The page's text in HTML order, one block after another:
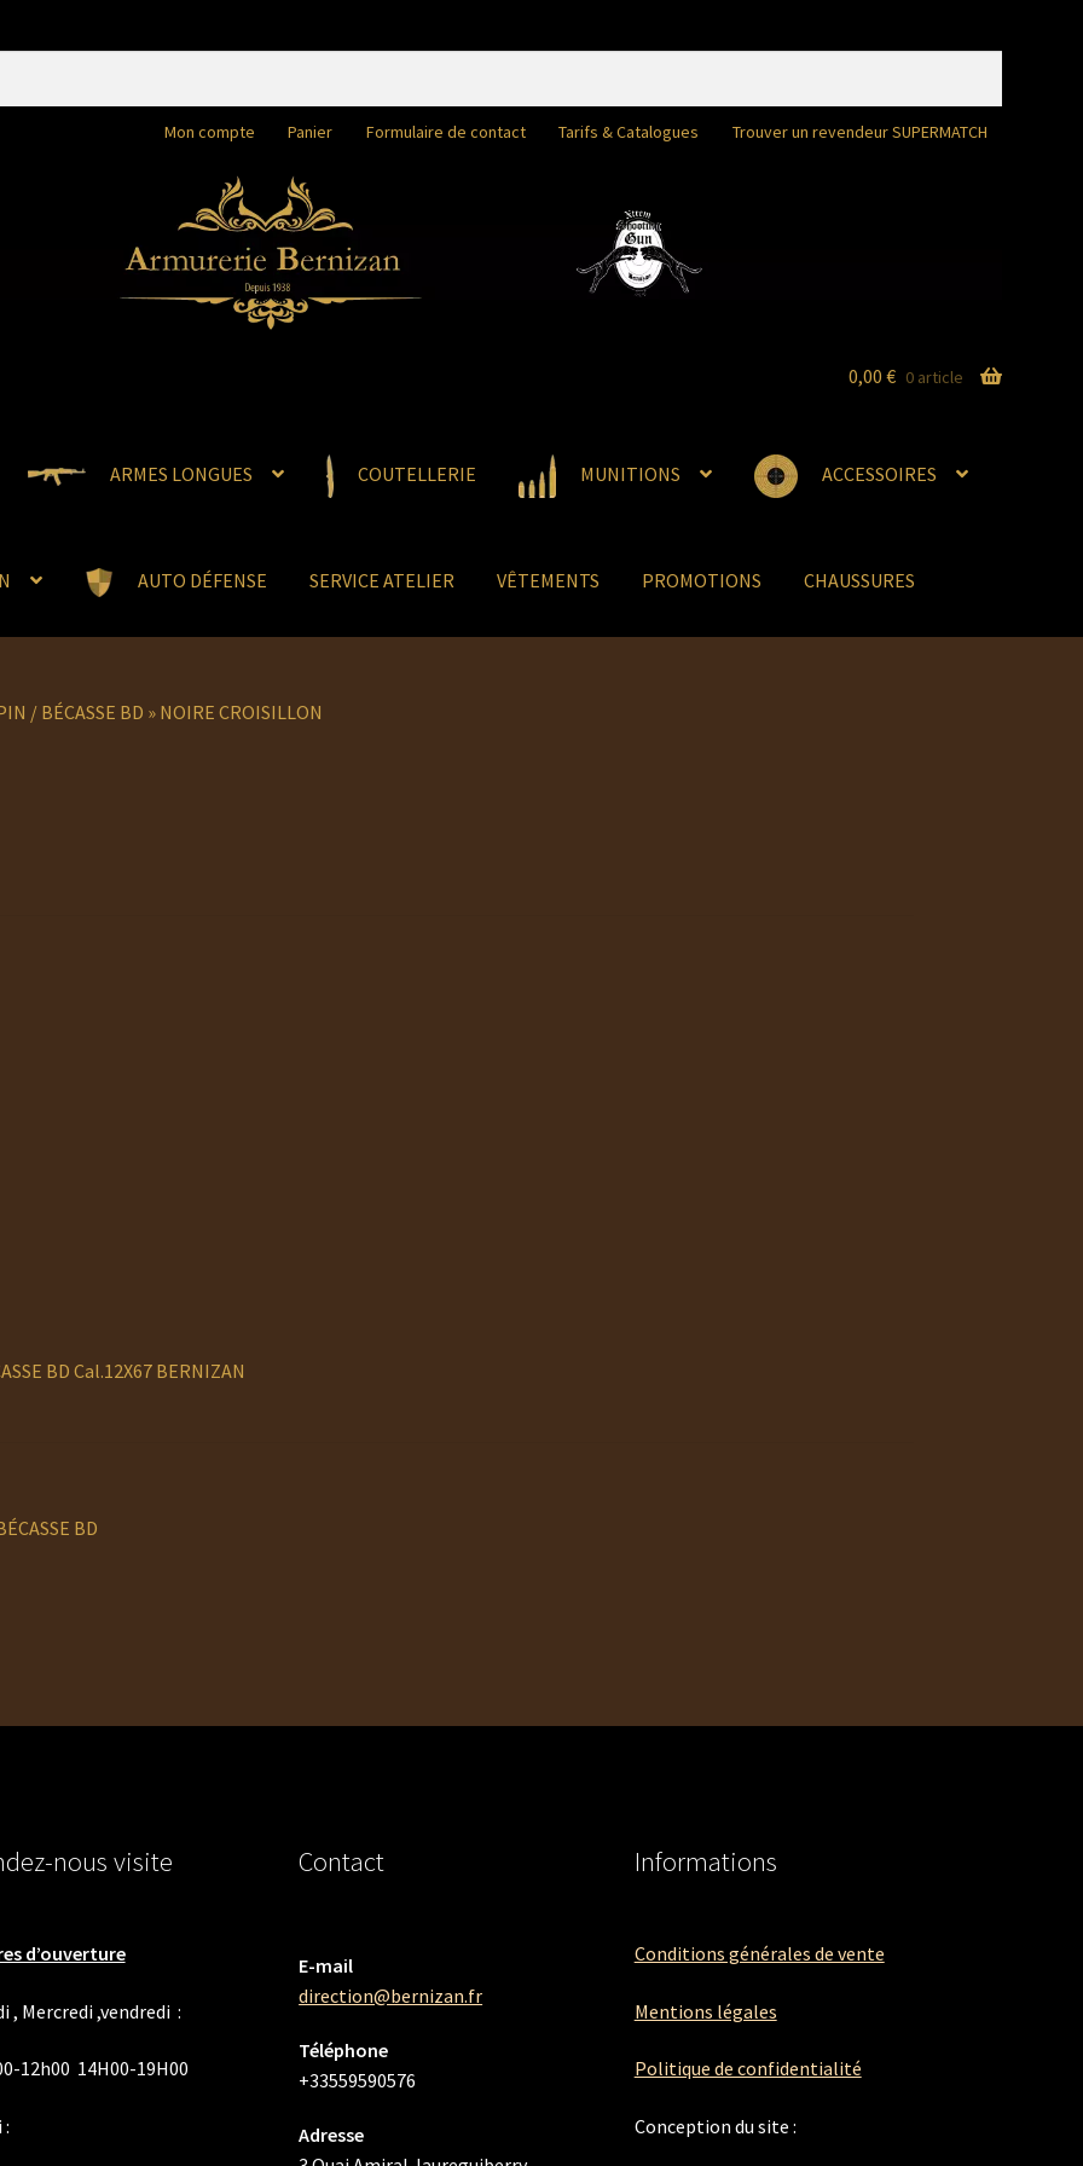
Mon compte Panier Formulaire de contact Tarifs & Catalogues Trouver un revendeur SUPERMATCH
ARMES LONGUES COUTELLERIE MUNITIONS ACCESSOIRES
AUTO DÉFENSE SERVICE ATELIER VÊTEMENTS PROMOTIONS CHAUSSURES
0,00 € 0 article
/ BÉCASSE BD » NOIRE CROISILLON
BD Cal.12X67 BERNIZAN
BD
nous visite
d’ouverture
, Mercredi ,vendredi :
12h00 14H00-19H00
:
Contact
E-mail
direction@bernizan.fr
Téléphone
+33559590576
Adresse
Informations
Conditions générales de vente
Mentions légales
Politique de confidentialité
Conception du site :